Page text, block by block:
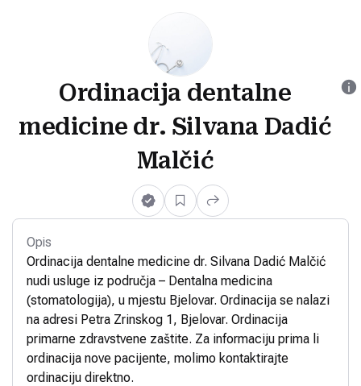
Ordinacija dentalne
medicine dr. Silvana Dadić
Malčić
Opis
Ordinacija dentalne medicine dr. Silvana Dadić Malčić
nudi usluge iz područja – Dentalna medicina
(stomatologija), u mjestu Bjelovar. Ordinacija se nalazi
na adresi Petra Zrinskog 1, Bjelovar. Ordinacija
primarne zdravstvene zaštite. Za informaciju prima li
ordinacija nove pacijente, molimo kontaktirajte
ordinaciju direktno.